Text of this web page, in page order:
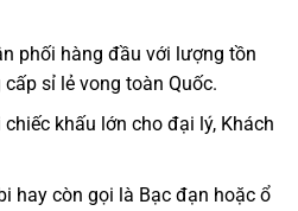
phối hàng đầu với lượng tồn
sỉ lẻ vong toàn Quốc.
khấu lớn cho đại lý, Khách
hay còn gọi là Bạc đạn hoặc ổ